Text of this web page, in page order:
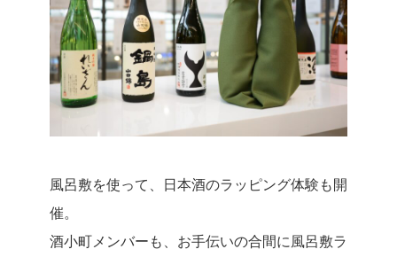
風呂敷を使って、日本酒のラッピング体験も開
催。
酒小町メンバーも、お手伝いの合間に風呂敷ラ